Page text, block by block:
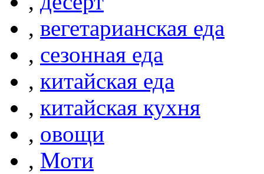
, вегетарианская еда
, сезонная еда
, китайская еда
, китайская кухня
, овощи
, Моти